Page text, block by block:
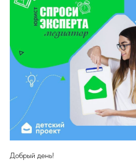
Добрый день!